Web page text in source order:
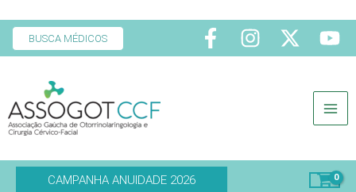
para
BUSCA MÉDICOS
CAMPANHA ANUIDADE 2026